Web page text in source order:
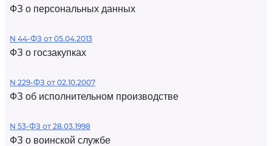
ФЗ о персональных данных
N 44-ФЗ от 05.04.2013
ФЗ о госзакупках
N 229-ФЗ от 02.10.2007
ФЗ об исполнительном производстве
N 53-ФЗ от 28.03.1998
ФЗ о воинской службе